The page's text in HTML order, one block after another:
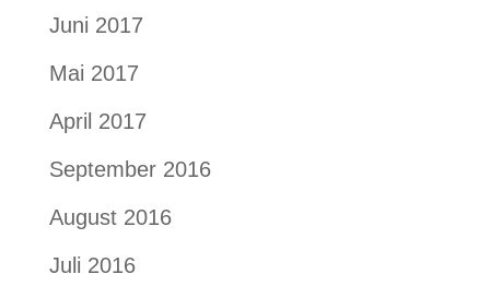
Juni 2017
Mai 2017
April 2017
September 2016
August 2016
Juli 2016